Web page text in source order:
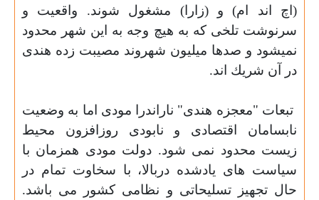
(اچ اند ام) و (زارا) مشغول شوند. واقعيت و
سرنوشت تلخى كه به هيچ وجه به اين شهر محدود
نميشود و صدها ميليون شهروند مصيبت زده هندى
در آن شريك اند.
تبعات "معجزه هندى" ناراندرا مودى اما به وضعيت
نابسامان اقتصادى و نابودى روزافزون محيط
زيست محدود نمى شود. دولت مودى همزمان با
سياست هاى يادشده دربالا، با سخاوت تمام در
حال تجهيز تسليحاتى و نظامى كشور مى باشد.